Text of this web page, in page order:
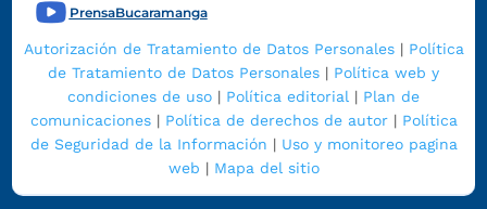
PrensaBucaramanga
Autorización de Tratamiento de Datos Personales| Política
de Tratamiento de Datos Personales | Política web y
condiciones de uso | Política editorial | Plan de
comunicaciones| Política de derechos de autor| Política
de Seguridad de la Información | Uso y monitoreo pagina
web | Mapa del sitio